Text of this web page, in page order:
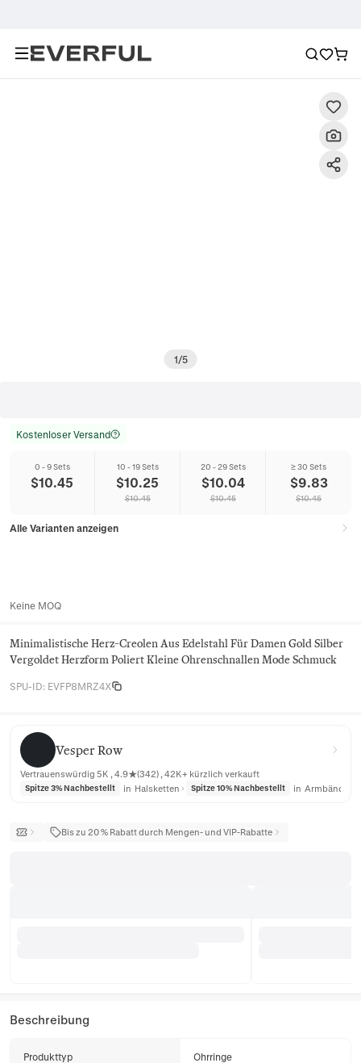
1/5
Kostenloser Versand
0 - 9 Sets
$10.45
10 - 19 Sets
$10.25
$10.45
20 - 29 Sets
$10.04
$10.45
≥ 30 Sets
$9.83
$10.45
Alle Varianten anzeigen
Keine MOQ
Minimalistische Herz-Creolen Aus Edelstahl Für Damen Gold Silber
Vergoldet Herzform Poliert Kleine Ohrenschnallen Mode Schmuck
SPU-ID: EVFP8MRZ4X
Vesper Row
Vesper Row
Vertrauenswürdig 5K , 4.9★(342) , 42K+ kürzlich verkauft
Spitze 3% Nachbestellt in Halsketten Spitze 10% Nachbestellt in Armbänder
Bis zu 20 % Rabatt durch Mengen- und VIP-Rabatte
Beschreibung
Produkttyp Ohrringe